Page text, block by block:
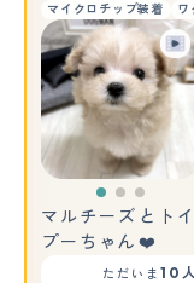
マイクロチップ装着 ワ
マルチーズとト
プーちゃん❤️
ただいま10